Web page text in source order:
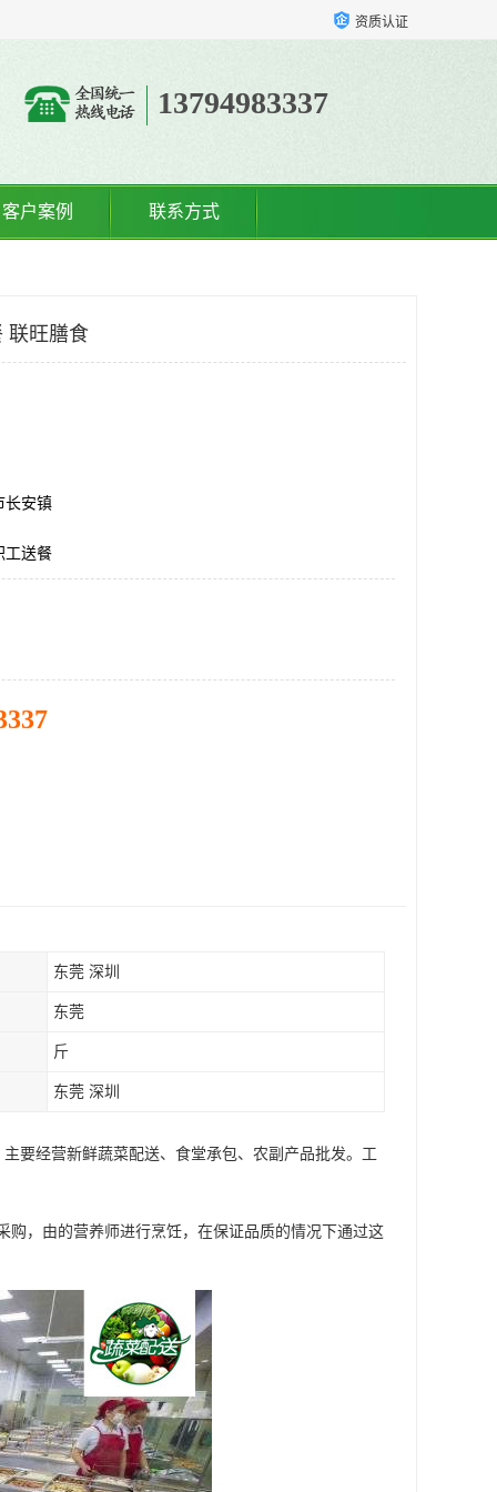
资质认证
13794983337
客户案例 联系方式
联旺膳食
长安镇
工送餐
东莞 深圳
东莞
斤
东莞 深圳
要经营新鲜蔬菜配送、食堂承包、农副产品批发。工
，由的营养师进行烹饪，在保证品质的情况下通过这